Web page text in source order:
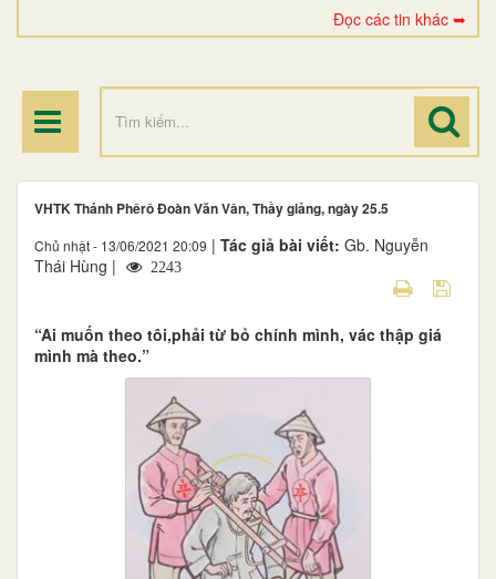
Đọc các tin khác ➥
ĐIỂM HÀNH HƯƠNG
VHTK Thánh Phêrô Ðoàn Văn Vân, Thầy giảng, ngày 25.5
Chủ nhật - 13/06/2021 20:09 | Tác giả bài viết: Gb. Nguyễn
Thái Hùng |
2243
“Ai muốn theo tôi,phải từ bỏ chính mình, vác thập giá
mình mà theo.”